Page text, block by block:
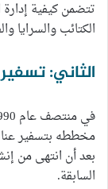
تتضمن كيفية
الكتائب والسرايا
الثاني:
مخططه بتسفير
بعد أن انتهى من
السابقة.